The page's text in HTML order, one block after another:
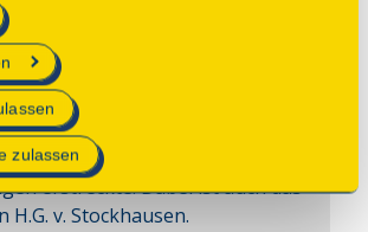
und für den Betrieb der Webseite
finden Sie in unserer
.
zulassen
16:00 Uhr
als Bestandteil eines
das sich von Salem bis
erstreckte. Dabei ist auch das
H.G. v. Stockhausen.